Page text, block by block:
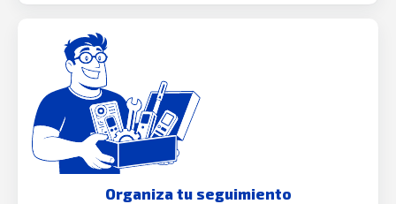
Organiza tu seguimiento